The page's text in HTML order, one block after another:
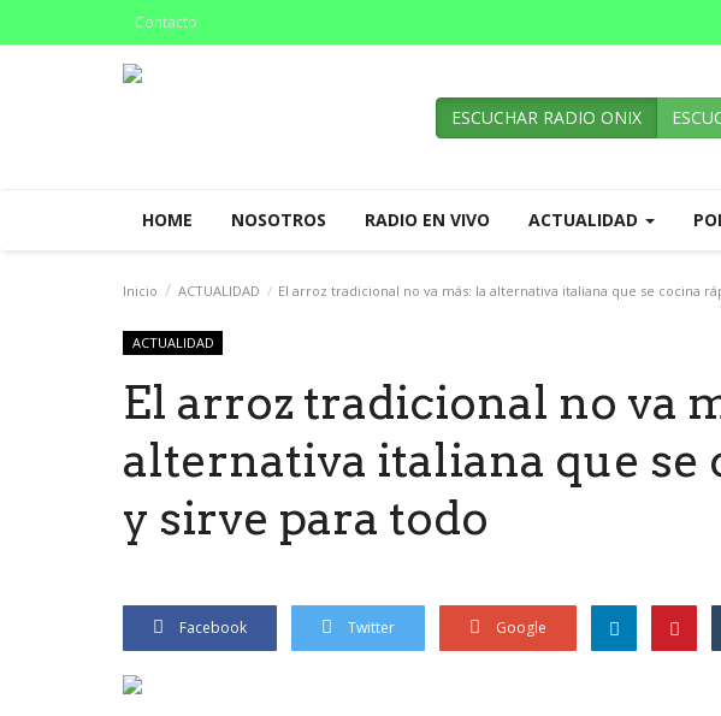
Contacto
ESCUCHAR RADIO ONIX
HOME NOSOTROS RADIO EN VIVO ACTUALIDAD
Inicio ACTUALIDAD El arroz tradicional no va más: la alternativa italiana que se cocina
ACTUALIDAD
El arroz tradicional no va
alternativa italiana que se
y sirve para todo
Facebook Twitter Google